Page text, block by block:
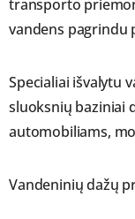
transporto
vandens pagrindu
Specialiai išvalytu
sluoksnių baziniai
automobiliams,
Vandeninių dažų